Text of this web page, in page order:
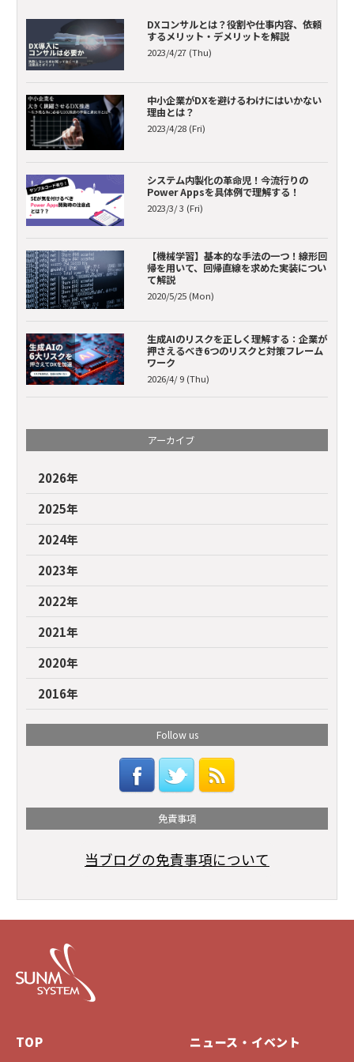
DXコンサルとは？役割や仕事内容、依頼
するメリット・デメリットを解説
2023/4/27 (Thu)
中小企業がDXを避けるわけにはいかない
理由とは？
2023/4/28 (Fri)
システム内製化の革命児！今流行りの
Power Appsを具体例で理解する！
2023/3/ 3 (Fri)
【機械学習】基本的な手法の一つ！線形回
帰を用いて、回帰直線を求めた実装につい
て解説
2020/5/25 (Mon)
生成AIのリスクを正しく理解する：企業が
押さえるべき6つのリスクと対策フレーム
ワーク
2026/4/ 9 (Thu)
アーカイブ
2026年
2025年
2024年
2023年
2022年
2021年
2020年
2016年
Follow us
免責事項
当ブログの免責事項について
TOP ニュース・イベント